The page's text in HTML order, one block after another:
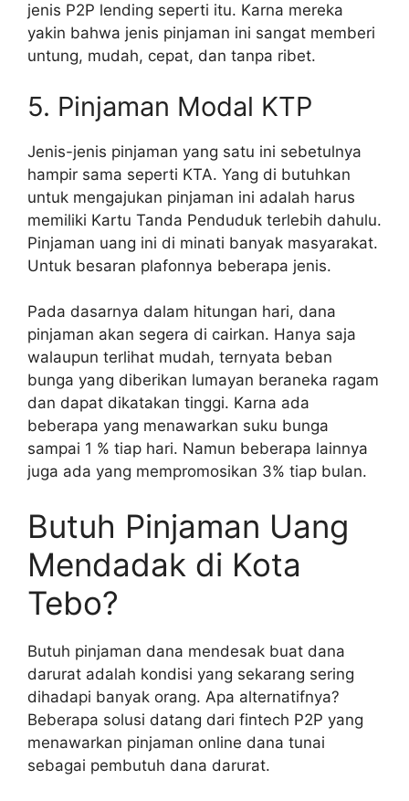
jenis P2P lending seperti itu. Karna mereka
yakin bahwa jenis pinjaman ini sangat memberi
untung, mudah, cepat, dan tanpa ribet.
5. Pinjaman Modal KTP
Jenis-jenis pinjaman yang satu ini sebetulnya
hampir sama seperti KTA. Yang di butuhkan
untuk mengajukan pinjaman ini adalah harus
memiliki Kartu Tanda Penduduk terlebih dahulu.
Pinjaman uang ini di minati banyak masyarakat.
Untuk besaran plafonnya beberapa jenis.
Pada dasarnya dalam hitungan hari, dana
pinjaman akan segera di cairkan. Hanya saja
walaupun terlihat mudah, ternyata beban
bunga yang diberikan lumayan beraneka ragam
dan dapat dikatakan tinggi. Karna ada
beberapa yang menawarkan suku bunga
sampai 1 % tiap hari. Namun beberapa lainnya
juga ada yang mempromosikan 3% tiap bulan.
Butuh Pinjaman Uang
Mendadak di Kota
Tebo?
Butuh pinjaman dana mendesak buat dana
darurat adalah kondisi yang sekarang sering
dihadapi banyak orang. Apa alternatifnya?
Beberapa solusi datang dari fintech P2P yang
menawarkan pinjaman online dana tunai
sebagai pembutuh dana darurat.